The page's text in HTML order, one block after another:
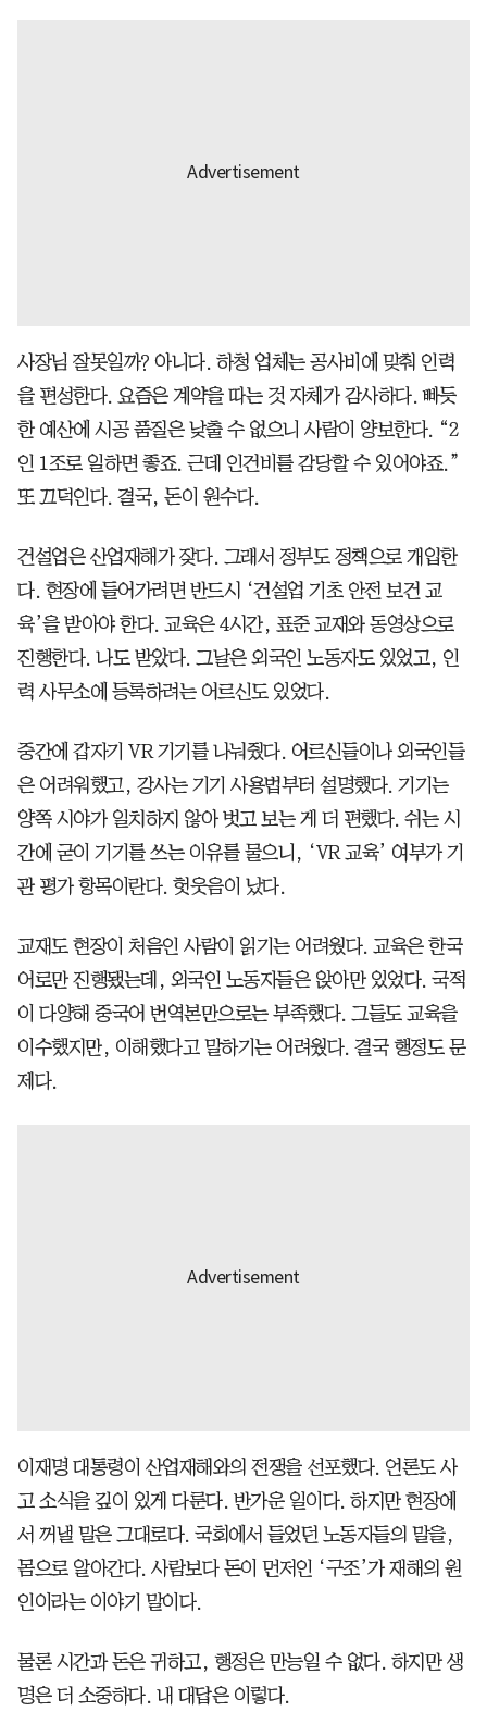
사장님 잘못일까? 아니다. 하청 업체는 공사비에 맞춰 인력
을 편성한다. 요즘은 계약을 따는 것 자체가 감사하다. 빠듯
한 예산에 시공 품질은 낮출 수 없으니 사람이 양보한다. “2
인 1조로 일하면 좋죠. 근데 인건비를 감당할 수 있어야죠.”
또 끄덕인다. 결국, 돈이 원수다.
건설업은 산업재해가 잦다. 그래서 정부도 정책으로 개입한
다. 현장에 들어가려면 반드시 ‘건설업 기초 안전 보건 교
육’을 받아야 한다. 교육은 4시간, 표준 교재와 동영상으로
진행한다. 나도 받았다. 그날은 외국인 노동자도 있었고, 인
력 사무소에 등록하려는 어르신도 있었다.
중간에 갑자기 VR 기기를 나눠줬다. 어르신들이나 외국인들
은 어려워했고, 강사는 기기 사용법부터 설명했다. 기기는
양쪽 시야가 일치하지 않아 벗고 보는 게 더 편했다. 쉬는 시
간에 굳이 기기를 쓰는 이유를 물으니, ‘VR 교육’ 여부가 기
관 평가 항목이란다. 헛웃음이 났다.
교재도 현장이 처음인 사람이 읽기는 어려웠다. 교육은 한국
어로만 진행됐는데, 외국인 노동자들은 앉아만 있었다. 국적
이 다양해 중국어 번역본만으로는 부족했다. 그들도 교육을
이수했지만, 이해했다고 말하기는 어려웠다. 결국 행정도 문
제다.
이재명 대통령이 산업재해와의 전쟁을 선포했다. 언론도 사
고 소식을 깊이 있게 다룬다. 반가운 일이다. 하지만 현장에
서 꺼낼 말은 그대로다. 국회에서 들었던 노동자들의 말을,
몸으로 알아간다. 사람보다 돈이 먼저인 ‘구조’가 재해의 원
인이라는 이야기 말이다.
물론 시간과 돈은 귀하고, 행정은 만능일 수 없다. 하지만 생
명은 더 소중하다. 내 대답은 이렇다.